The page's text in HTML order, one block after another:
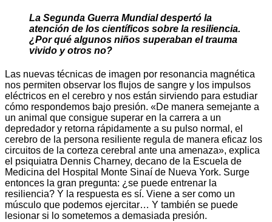
La Segunda Guerra Mundial despertó la
atención de los científicos sobre la resiliencia.
¿Por qué algunos niños superaban el trauma
vivido y otros no?
Las nuevas técnicas de imagen por resonancia magnética
nos permiten observar los flujos de sangre y los impulsos
eléctricos en el cerebro y nos están sirviendo para estudiar
cómo respondemos bajo presión. «De manera semejante a
un animal que consigue superar en la carrera a un
depredador y retorna rápidamente a su pulso normal, el
cerebro de la persona resiliente regula de manera eficaz los
circuitos de la corteza cerebral ante una amenaza», explica
el psiquiatra Dennis Charney, decano de la Escuela de
Medicina del Hospital Monte Sinaí de Nueva York. Surge
entonces la gran pregunta: ¿se puede entrenar la
resiliencia? Y la respuesta es sí. Viene a ser como un
músculo que podemos ejercitar… Y también se puede
lesionar si lo sometemos a demasiada presión.